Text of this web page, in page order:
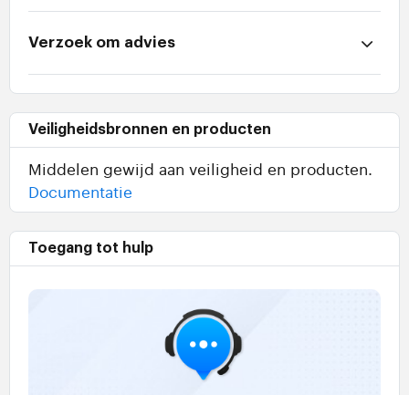
Verzoek om advies
Veiligheidsbronnen en producten
Middelen gewijd aan veiligheid en producten.
Documentatie
Toegang tot hulp